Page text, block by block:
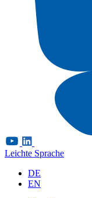
Leichte Sprache
DE
EN